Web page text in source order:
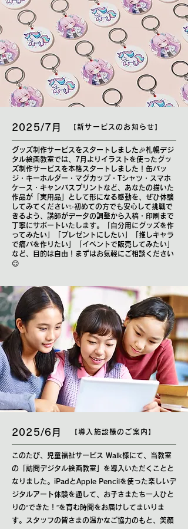
2025/7月 【新サービスのお知らせ】
グッズ制作サービスをスタートしました🎉札幌デジ
タル絵画教室では、7月よりイラストを使ったグッ
ズ制作サービスを本格スタートしました！缶バッ
ジ・キーホルダー・マグカップ・Tシャツ・スマホ
ケース・キャンバスプリントなど、あなたの描いた
作品が「実用品」として形になる感動を、ぜひ体験
してみてください✨初めての方でも安心して挑戦で
きるよう、講師がデータの調整から入稿・印刷まで
丁寧にサポートいたします。「自分用にグッズを作
ってみたい」「プレゼントにしたい」「推しキャラ
で痛バを作りたい」「イベントで販売してみたい」
など、目的は自由！まずはお気軽にご相談ください
😊
2025/6月 【導入施設様のご案内】
このたび、児童福祉サービス Walk様にて、当教室
の「訪問デジタル絵画教室」を導入いただくことと
なりました。iPadとApple Pencilを使った楽しいデ
ジタルアート体験を通して、お子さまたち一人ひと
りの“できた！”を育む時間をお届けしてまいりま
す。スタッフの皆さまの温かなご協力のもと、笑顔